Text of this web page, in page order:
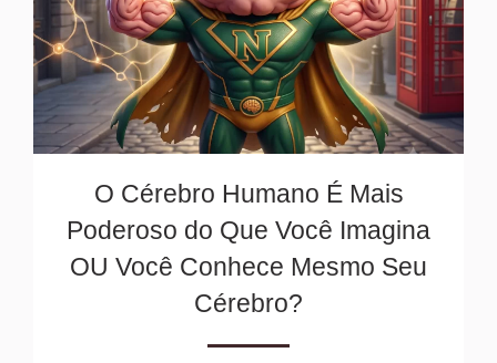
O Cérebro Humano É Mais
Poderoso do Que Você Imagina
OU Você Conhece Mesmo Seu
Cérebro?